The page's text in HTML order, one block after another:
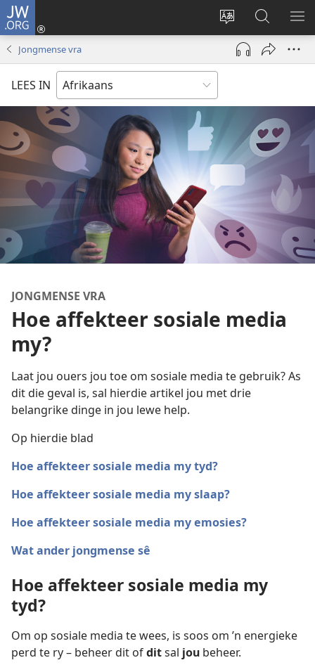
JW.ORG
Verander
taal
van
Meld
aan
(maak
nuwe
venster
Soek
op
JW.ORG
Jongmense vra
LEES IN
JONGMENSE VRA
Hoe affekteer sosiale media
my?
Laat jou ouers jou toe om sosiale media te gebruik? As
dit die geval is, sal hierdie artikel jou met drie
belangrike dinge in jou lewe help.
Op hierdie blad
Hoe affekteer sosiale media my tyd?
Hoe affekteer sosiale media my slaap?
Hoe affekteer sosiale media my emosies?
Wat ander jongmense sê
Hoe affekteer sosiale media my
tyd?
Om op sosiale media te wees, is soos om ’n energieke
perd te ry – beheer dit ofditsal jou beheer.